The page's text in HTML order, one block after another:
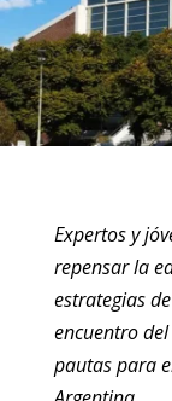
Expertos y
repensar la
estrategias
encuentro
pautas para